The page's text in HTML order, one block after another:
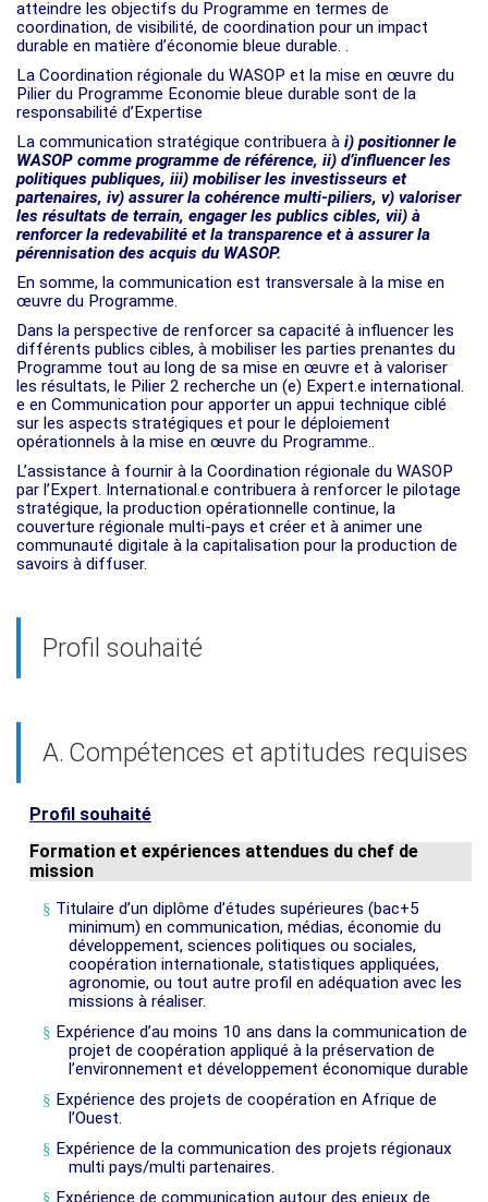
atteindre les objectifs du Programme en termes de
coordination, de visibilité, de coordination pour un impact
durable en matière d’économie bleue durable. .
La Coordination régionale du WASOP et la mise en œuvre du
Pilier du Programme Economie bleue durable sont de la
responsabilité d’Expertise
La communication stratégique contribuera à i) positionner le
WASOP comme programme de référence, ii) d’influencer les
politiques publiques, iii) mobiliser les investisseurs et
partenaires, iv) assurer la cohérence multi-piliers, v) valoriser
les résultats de terrain, engager les publics cibles, vii) à
renforcer la redevabilité et la transparence et à assurer la
pérennisation des acquis du WASOP.
En somme, la communication est transversale à la mise en
œuvre du Programme.
Dans la perspective de renforcer sa capacité à influencer les
différents publics cibles, à mobiliser les parties prenantes du
Programme tout au long de sa mise en œuvre et à valoriser
les résultats, le Pilier 2 recherche un (e) Expert.e international.
e en Communication pour apporter un appui technique ciblé
sur les aspects stratégiques et pour le déploiement
opérationnels à la mise en œuvre du Programme..
L’assistance à fournir à la Coordination régionale du WASOP
par l’Expert. International.e contribuera à renforcer le pilotage
stratégique, la production opérationnelle continue, la
couverture régionale multi-pays et créer et à animer une
communauté digitale à la capitalisation pour la production de
savoirs à diffuser.
Profil souhaité
A. Compétences et aptitudes requises
Profil souhaité
Formation et expériences attendues du chef de
mission
§ Titulaire d’un diplôme d’études supérieures (bac+5
minimum) en communication, médias, économie du
développement, sciences politiques ou sociales,
coopération internationale, statistiques appliquées,
agronomie, ou tout autre profil en adéquation avec les
missions à réaliser.
§ Expérience d’au moins 10 ans dans la communication de
projet de coopération appliqué à la préservation de
l’environnement et développement économique durable
§ Expérience des projets de coopération en Afrique de
l’Ouest.
§ Expérience de la communication des projets régionaux
multi pays/multi partenaires.
§ Expérience de communication autour des enjeux de